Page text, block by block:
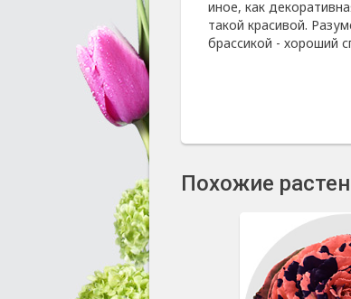
иное, как
такой красивой.
брассикой - хороший
Похожие